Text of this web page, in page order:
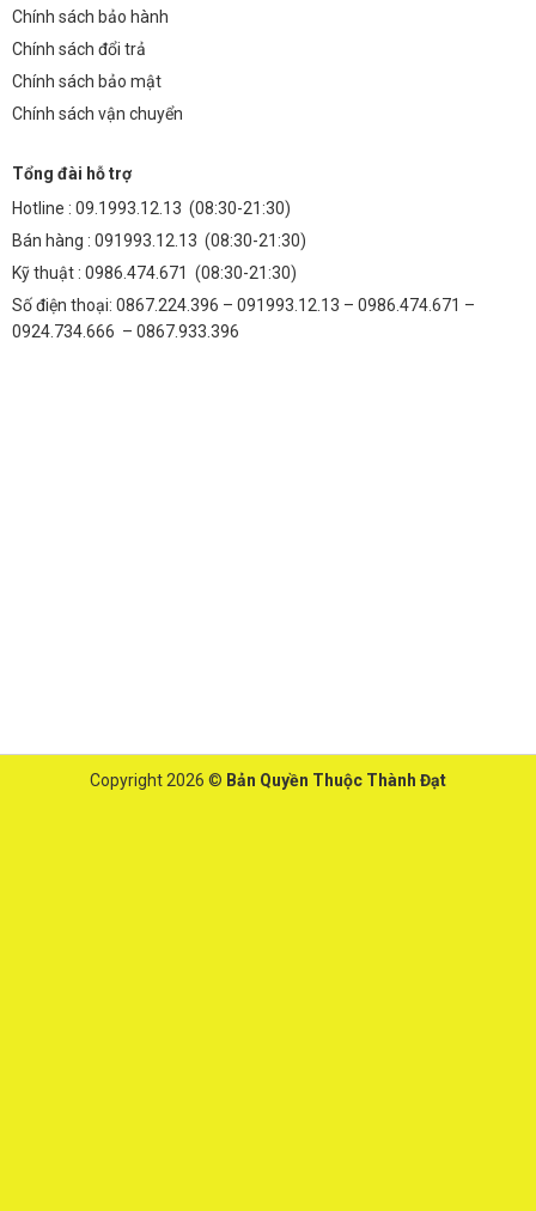
Chính sách bảo hành
Chính sách đổi trả
Chính sách bảo mật
Chính sách vận chuyển
Tổng đài hỗ trợ
Hotline : 09.1993.12.13 (08:30-21:30)
Bán hàng : 091993.12.13 (08:30-21:30)
Kỹ thuật : 0986.474.671 (08:30-21:30)
Số điện thoại: 0867.224.396 – 091993.12.13 – 0986.474.671 –
0924.734.666 – 0867.933.396
Copyright 2026 © Bản Quyền Thuộc Thành Đạt